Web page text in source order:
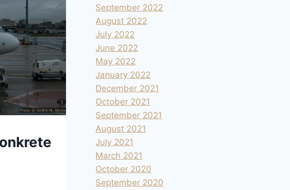
September 2022
August 2022
July 2022
June 2022
May 2022
January 2022
December 2021
October 2021
September 2021
August 2021
July 2021
March 2021
October 2020
September 2020